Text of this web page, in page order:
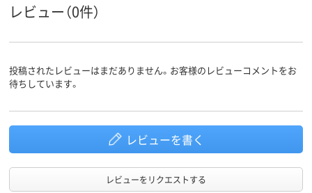
レビュー（0件）
投稿されたレビューはまだありません。お客様のレビューコメントをお
待ちしています。
レビューを書く
レビューをリクエストする